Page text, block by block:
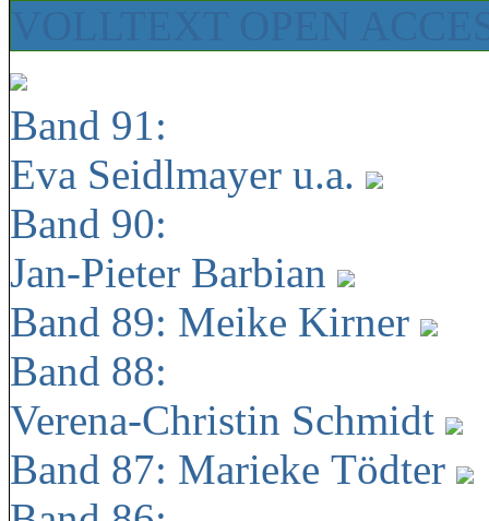
Band 91:
Eva Seidlmayer u.a.
Band 90:
Jan-Pieter Barbian
Band 89: Meike Kirner
Band 88:
Verena-Christin Schmidt
Band 87: Marieke Tödter